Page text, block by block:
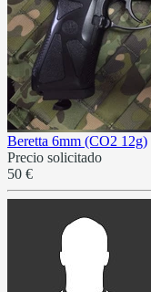
Beretta 6mm (CO2 12g)
Precio solicitado
50 €